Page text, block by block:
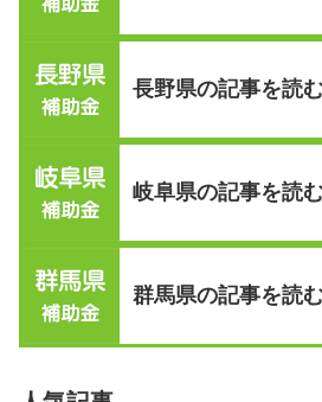
長野県の記事を読
岐阜県の記事を読
群馬県の記事を読